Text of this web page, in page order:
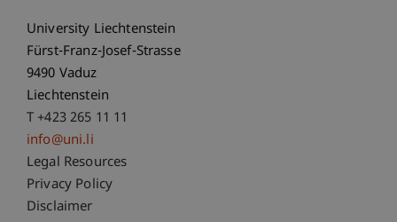
University Liechtenstein
Fürst-Franz-Josef-Strasse
9490 Vaduz
Liechtenstein
T +423 265 11 11
info@uni.li
Fußzeile Rechtliche Hinweise
Legal Resources
Privacy Policy
Disclaimer